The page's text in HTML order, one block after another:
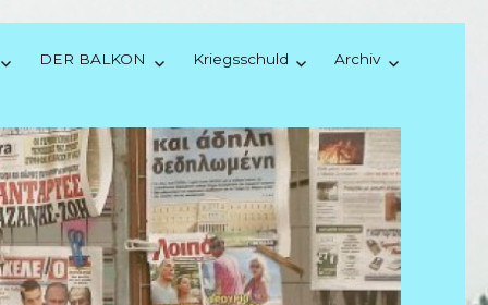
DER BALKON Kriegsschuld Archiv